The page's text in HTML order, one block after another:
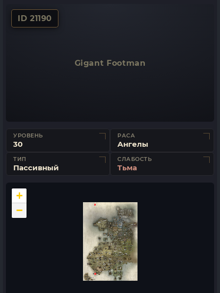
ID 21190
Gigant Footman
УРОВЕНЬ
30
РАСА
Ангелы
ТИП
Пассивный
СЛАБОСТЬ
Тьма
+
−